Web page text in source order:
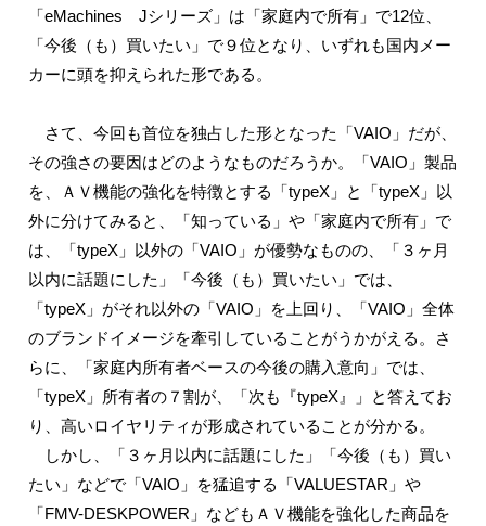
「eMachines Jシリーズ」は「家庭内で所有」で12位、
「今後（も）買いたい」で９位となり、いずれも国内メー
カーに頭を抑えられた形である。
さて、今回も首位を独占した形となった「VAIO」だが、
その強さの要因はどのようなものだろうか。「VAIO」製品
を、ＡＶ機能の強化を特徴とする「typeX」と「typeX」以
外に分けてみると、「知っている」や「家庭内で所有」で
は、「typeX」以外の「VAIO」が優勢なものの、「３ヶ月
以内に話題にした」「今後（も）買いたい」では、
「typeX」がそれ以外の「VAIO」を上回り、「VAIO」全体
のブランドイメージを牽引していることがうかがえる。さ
らに、「家庭内所有者ベースの今後の購入意向」では、
「typeX」所有者の７割が、「次も『typeX』」と答えてお
り、高いロイヤリティが形成されていることが分かる。
しかし、「３ヶ月以内に話題にした」「今後（も）買い
たい」などで「VAIO」を猛追する「VALUESTAR」や
「FMV-DESKPOWER」などもＡＶ機能を強化した商品を